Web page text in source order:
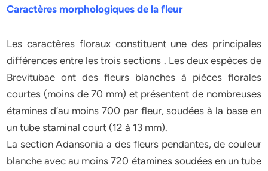
Caractères morphologiques de la fleur
Les caractères floraux constituent une des principales
différences entre les trois sections . Les deux espèces de
Brevitubae ont des fleurs blanches à pièces florales
courtes (moins de 70 mm) et présentent de nombreuses
étamines d’au moins 700 par fleur, soudées à la base en
un tube staminal court (12 à 13 mm).
La section Adansonia a des fleurs pendantes, de couleur
blanche avec au moins 720 étamines soudées en un tube